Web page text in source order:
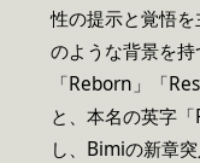
性の提示と覚悟
のような背景を持
「Reborn」「
と、本名の英字
し、Bimiの新章